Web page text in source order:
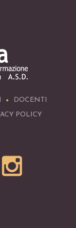
DOCENTI
POLICY